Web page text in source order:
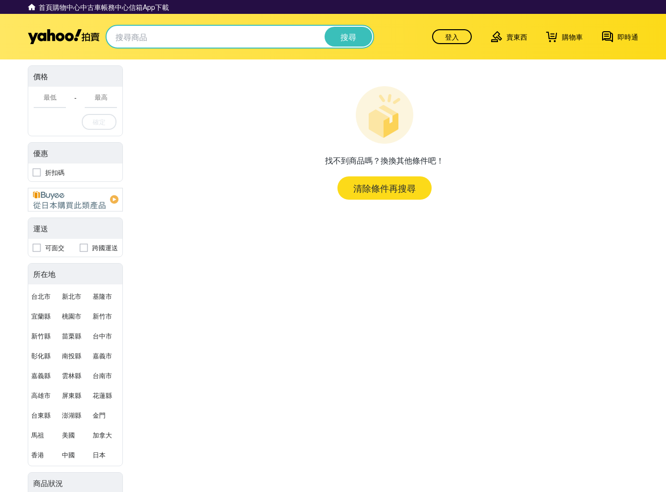
首頁購物中心中古車帳務中心信箱App下載
Yahoo拍賣 搜尋 登入 賣東西 購物車 即時通
價格
-
確定
優惠
折扣碼
運送
可面交 跨國運送
所在地
台北市 新北市 基隆市
宜蘭縣 桃園市 新竹市
新竹縣 苗栗縣 台中市
彰化縣 南投縣 嘉義市
嘉義縣 雲林縣 台南市
高雄市 屏東縣 花蓮縣
台東縣 澎湖縣 金門
馬祖 美國 加拿大
香港 中國 日本
商品狀況
找不到商品嗎？換換其他條件吧！
清除條件再搜尋